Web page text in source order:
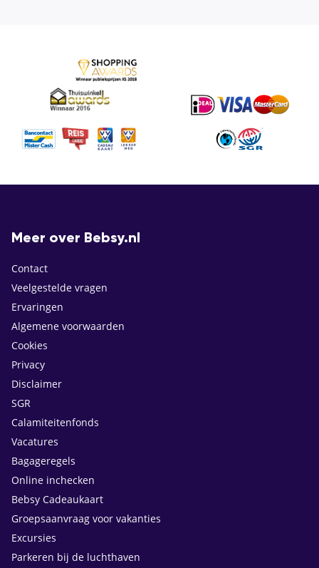
Meer over Bebsy.nl
Contact
Veelgestelde vragen
Ervaringen
Algemene voorwaarden
Cookies
Privacy
Disclaimer
SGR
Calamiteitenfonds
Vacatures
Bagageregels
Online inchecken
Bebsy Cadeaukaart
Groepsaanvraag voor vakanties
Excursies
Parkeren bij de luchthaven